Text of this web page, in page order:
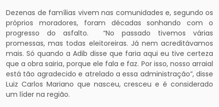
Dezenas de famílias vivem nas comunidades e, segundo os
próprios moradores, foram décadas sonhando com o
progresso do asfalto. “No passado tivemos várias
promessas, mas todas eleitoreiras. Já nem acreditávamos
mais. Só quando a Adib disse que faria aqui eu tive certeza
que a obra sairia, porque ele fala e faz. Por isso, nosso arraial
está tão agradecido e atrelado a essa administração”, disse
Luiz Carlos Mariano que nasceu, cresceu e é considerado
um líder na região.